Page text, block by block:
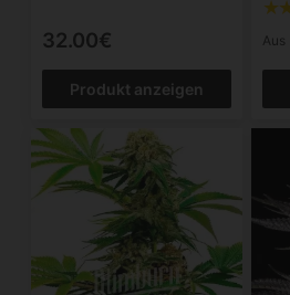
32.00€
Produkt anzeigen
Aus